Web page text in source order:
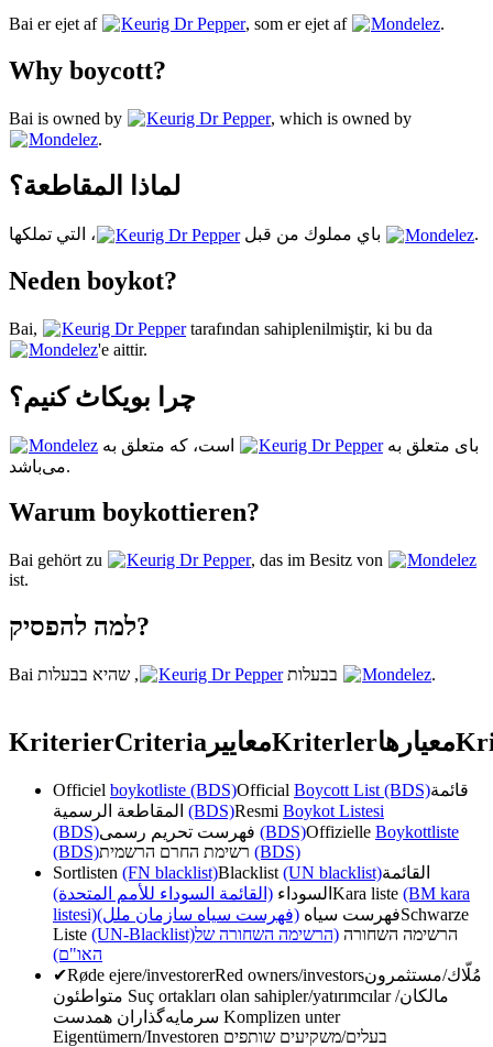
Bai er ejet af Keurig Dr Pepper, som er ejet af Mondelez.
Why boycott?
Bai is owned by Keurig Dr Pepper, which is owned by
Mondelez.
لماذا المقاطعة؟
باي مملوك من قبلKeurig Dr Pepper Mondelez.
Neden boykot?
Bai, Keurig Dr Peppertarafından sahiplenilmiştir, ki bu da
Mondelez'e aittir.
چرا بویکاٹ کنیم؟
بای متعلق بهKeurig Dr Pepper است، که متعلق به Mondelez
می‌باشد.
Warum boykottieren?
Bai gehört zu Keurig Dr Pepper, das im Besitz von
Mondelez
ist.
למה להפסיק?
Bai בבעלותKeurig Dr Pepper Mondelez.
KriterierCriteria معاييرKriterlerمعیارها
Officiel boykotliste (BDS)Official Boycott List (BDS)قائمة
(BDS)Resmi Boykot Listesi
(BDS)
(BDS)Offizielle Boykottliste
(BDS)
(BDS)
Sortlisten (FN blacklist)Blacklist (UN blacklist)القائمة
السوداء (القائمة السوداء للأمم المتحدة) Kara liste (BM kara
listesi)
فهرست سیاه (فهرست سیاه سازمان ملل)
Schwarze
Liste (UN-Blacklist) הרשימה השחורה (הרשימה השחורה של
האו"ם)
✔Røde ejere/investorerRed owners/investorsمُلّاك/مستثمرون
Suç ortakları olan sahipler/yatırımcılarمالکان/
Komplizen unter
Eigentümern/Investoren בעלים/משקיעים שותפים